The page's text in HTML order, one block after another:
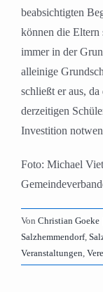
beabsichtigten
können die Eltern
immer in der
alleinige
schließt er aus,
derzeitigen
Investition
Foto: Michael
Von Christian Goeke
Salzhemmendorf,
Veranstaltungen,